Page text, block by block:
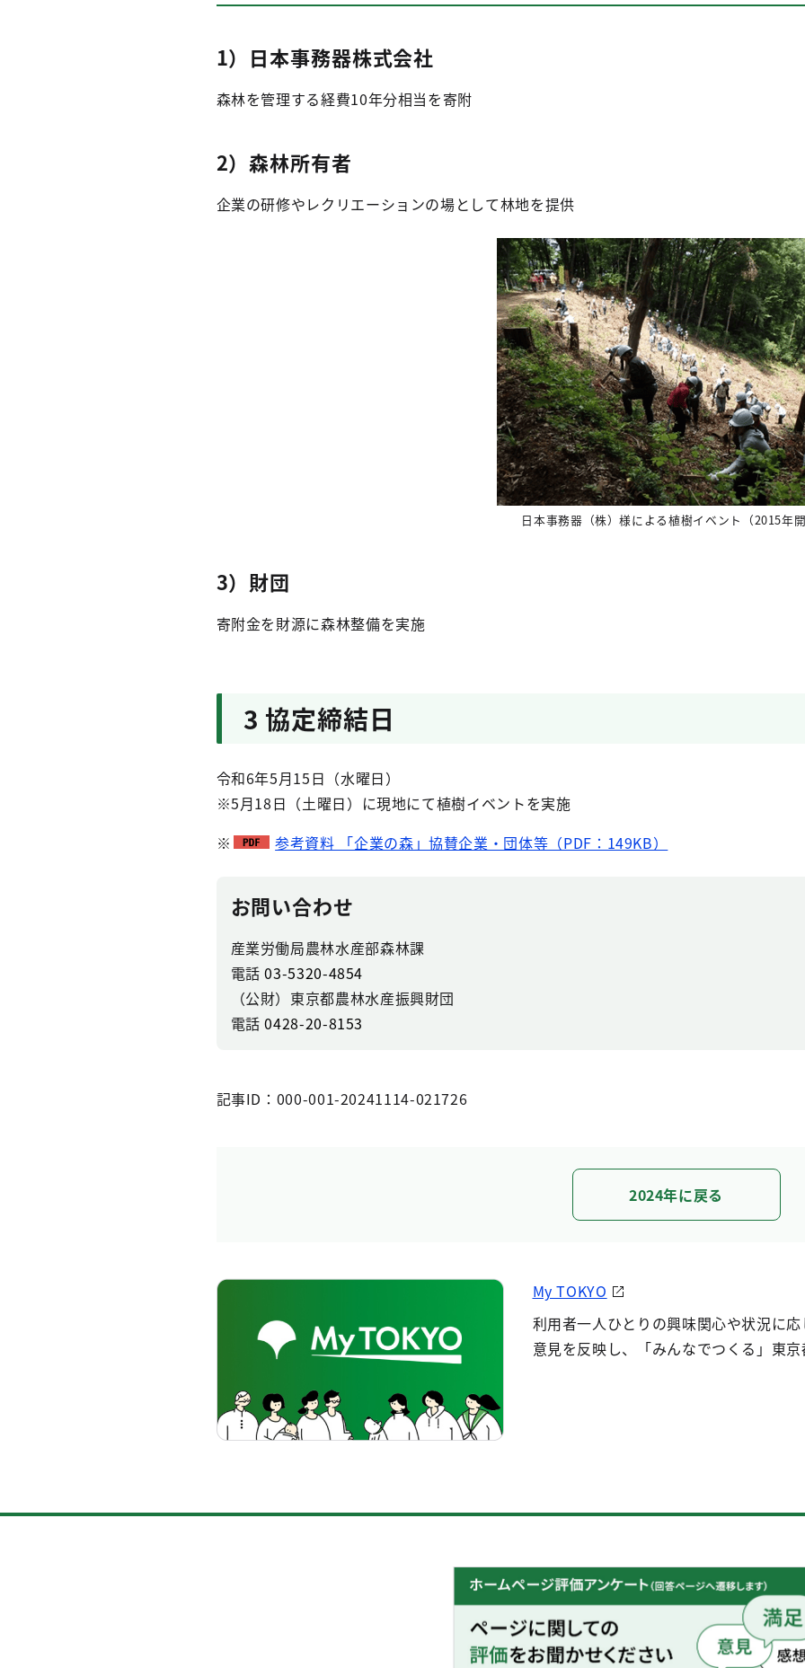
1）日本事務器株式会社
森林を管理する経費10年分相当を寄附
2）森林所有者
企業の研修やレクリエーションの場として林地を提供
日本事務器（株）様による植樹イベント（2015年
3）財団
寄附金を財源に森林整備を実施
3 協定締結日
令和6年5月15日（水曜日）
※5月18日（土曜日）に現地にて植樹イベントを実施
※
参考資料 「企業の森」協賛企業・団体等（PDF：149KB）
お問い合わせ
産業労働局農林水産部森林課
電話03-5320-4854
（公財）東京都農林水産振興財団
電話0428-20-8153
記事ID：000-001-20241114-021726
2024年に戻る
My TOKYO
利用者一人ひとりの興味関心や状況に
意見を反映し、「みんなでつくる」東